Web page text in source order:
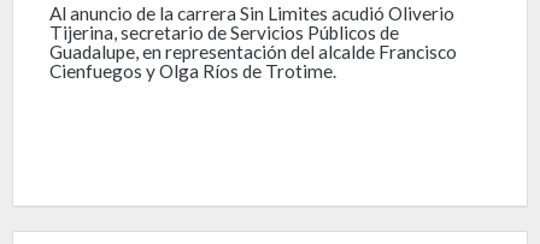
Al anuncio de la carrera Sin Limites acudió Oliverio
Tijerina, secretario de Servicios Públicos de
Guadalupe, en representación del alcalde Francisco
Cienfuegos y Olga Ríos de Trotime.